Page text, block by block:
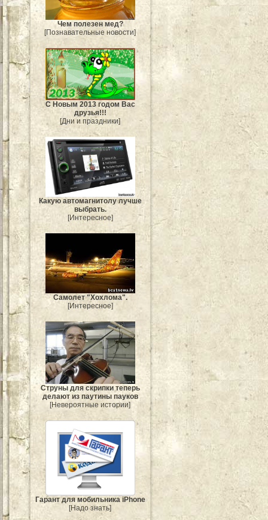
Чем полезен мед?
[Познавательные новости]
С Новым 2013 годом Вас
друзья!!!
[Дни и праздники]
Какую автомагнитолу лучше
выбрать.
[Интересное]
Самолет "Хохлома".
[Интересное]
Струны для скрипки теперь
делают из паутины пауков
[Невероятные истории]
Гарант для мобильника iPhone
[Надо знать]